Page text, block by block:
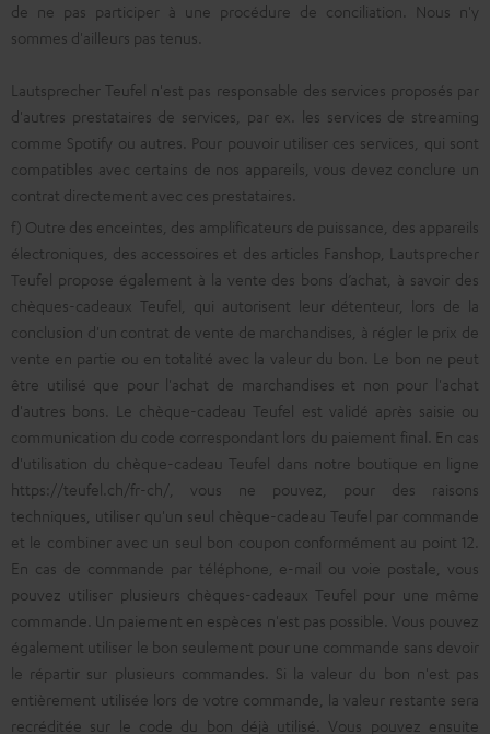
de ne pas participer à une procédure de conciliation. Nous n'y
sommes d'ailleurs pas tenus.
Lautsprecher Teufel n'est pas responsable des services proposés par
d'autres prestataires de services, par ex. les services de streaming
comme Spotify ou autres. Pour pouvoir utiliser ces services, qui sont
compatibles avec certains de nos appareils, vous devez conclure un
contrat directement avec ces prestataires.
f) Outre des enceintes, des amplificateurs de puissance, des appareils
électroniques, des accessoires et des articles Fanshop, Lautsprecher
Teufel propose également à la vente des bons d’achat, à savoir des
chèques-cadeaux Teufel, qui autorisent leur détenteur, lors de la
conclusion d'un contrat de vente de marchandises, à régler le prix de
vente en partie ou en totalité avec la valeur du bon. Le bon ne peut
être utilisé que pour l'achat de marchandises et non pour l'achat
d'autres bons. Le chèque-cadeau Teufel est validé après saisie ou
communication du code correspondant lors du paiement final. En cas
d'utilisation du chèque-cadeau Teufel dans notre boutique en ligne
https://teufel.ch/fr-ch/, vous ne pouvez, pour des raisons
techniques, utiliser qu'un seul chèque-cadeau Teufel par commande
et le combiner avec un seul bon coupon conformément au point 12.
En cas de commande par téléphone, e-mail ou voie postale, vous
pouvez utiliser plusieurs chèques-cadeaux Teufel pour une même
commande. Un paiement en espèces n'est pas possible. Vous pouvez
également utiliser le bon seulement pour une commande sans devoir
le répartir sur plusieurs commandes. Si la valeur du bon n'est pas
entièrement utilisée lors de votre commande, la valeur restante sera
recréditée sur le code du bon déjà utilisé. Vous pouvez ensuite